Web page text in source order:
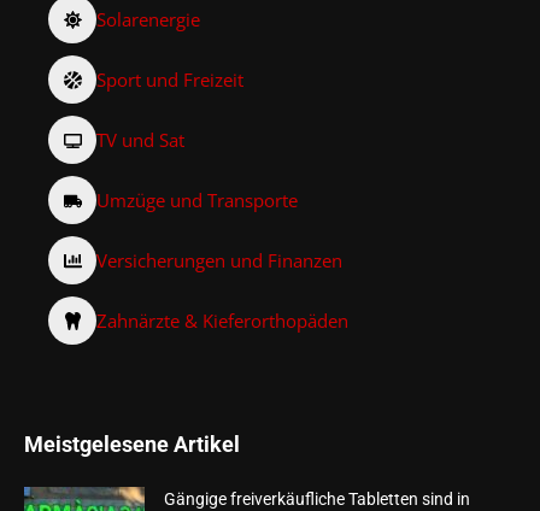
Solarenergie
Sport und Freizeit
TV und Sat
Umzüge und Transporte
Versicherungen und Finanzen
Zahnärzte & Kieferorthopäden
Meistgelesene Artikel
Gängige freiverkäufliche Tabletten sind in